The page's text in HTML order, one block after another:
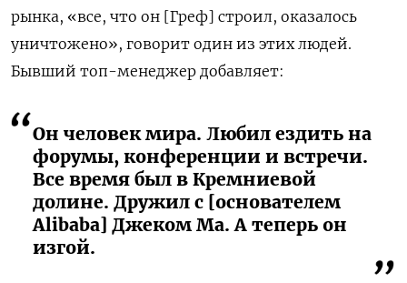
рынка, «все, что он [Греф] строил, оказалось
уничтожено», говорит один из этих людей.
Бывший топ-менеджер добавляет:
Он человек мира. Любил ездить на
форумы, конференции и встречи.
Все время был в Кремниевой
долине. Дружил с [основателем
Alibaba] Джеком Ма. А теперь он
изгой.